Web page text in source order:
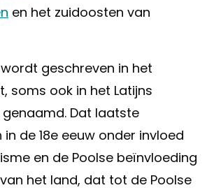
en het zuidoosten van
geschreven in het
soms ook in het Latijns
Dat laatste
de 18e eeuw onder invloed
en de Poolse beïnvloeding
het land, dat tot de Poolse